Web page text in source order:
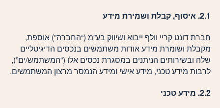
2.1. איסוף, קבלת ושמירת מידע
חברת דונט קריי וולף ייבוא ושיווק בע”מ (“החברה”) אוספת,
מקבלת ושומרת מידע אודות משתמשים בנכסים הדיגיטליים
שלה ובשירותים הניתנים במסגרת נכסים אלו (“המשתמש/ים”),
לרבות מידע טכני, מידע אישי ומידע הנמסר מרצון המשתמשים.
2.2. מידע טכני